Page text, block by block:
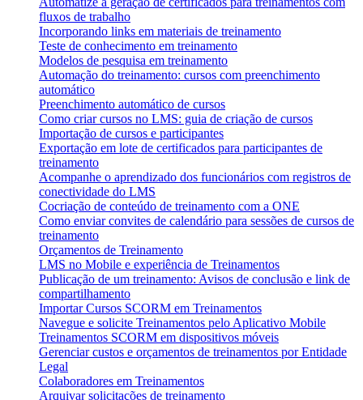
fluxos de trabalho
Incorporando links em materiais de treinamento
Teste de conhecimento em treinamento
Modelos de pesquisa em treinamento
Automação do treinamento: cursos com preenchimento
automático
Preenchimento automático de cursos
Como criar cursos no LMS: guia de criação de cursos
Importação de cursos e participantes
Exportação em lote de certificados para participantes de
treinamento
Acompanhe o aprendizado dos funcionários com registros de
conectividade do LMS
Cocriação de conteúdo de treinamento com a ONE
Como enviar convites de calendário para sessões de cursos de
treinamento
Orçamentos de Treinamento
LMS no Mobile e experiência de Treinamentos
Publicação de um treinamento: Avisos de conclusão e link de
compartilhamento
Importar Cursos SCORM em Treinamentos
Navegue e solicite Treinamentos pelo Aplicativo Mobile
Treinamentos SCORM em dispositivos móveis
Gerenciar custos e orçamentos de treinamentos por Entidade
Legal
Colaboradores em Treinamentos
Arquivar solicitações de treinamento